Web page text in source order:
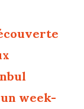
week-